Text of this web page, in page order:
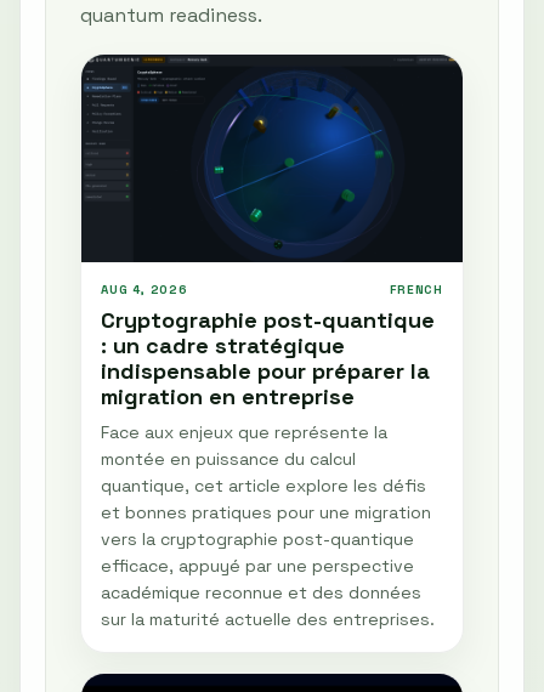
quantum readiness.
AUG 4, 2026 FRENCH
Cryptographie post-quantique
: un cadre stratégique
indispensable pour préparer la
migration en entreprise
Face aux enjeux que représente la
montée en puissance du calcul
quantique, cet article explore les défis
et bonnes pratiques pour une migration
vers la cryptographie post-quantique
efficace, appuyé par une perspective
académique reconnue et des données
sur la maturité actuelle des entreprises.